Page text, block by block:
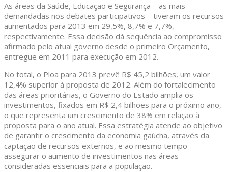
As áreas da Saúde, Educação e Segurança – as mais
demandadas nos debates participativos – tiveram os recursos
aumentados para 2013 em 29,5%, 8,7% e 7,7%,
respectivamente. Essa decisão dá sequência ao compromisso
afirmado pelo atual governo desde o primeiro Orçamento,
entregue em 2011 para execução em 2012.
No total, o Ploa para 2013 prevê R$ 45,2 bilhões, um valor
12,4% superior à proposta de 2012. Além do fortalecimento
das áreas prioritárias, o Governo do Estado amplia os
investimentos, fixados em R$ 2,4 bilhões para o próximo ano,
o que representa um crescimento de 38% em relação à
proposta para o ano atual. Essa estratégia atende ao objetivo
de garantir o crescimento da economia gaúcha, através da
captação de recursos externos, e ao mesmo tempo
assegurar o aumento de investimentos nas áreas
consideradas essenciais para a população.